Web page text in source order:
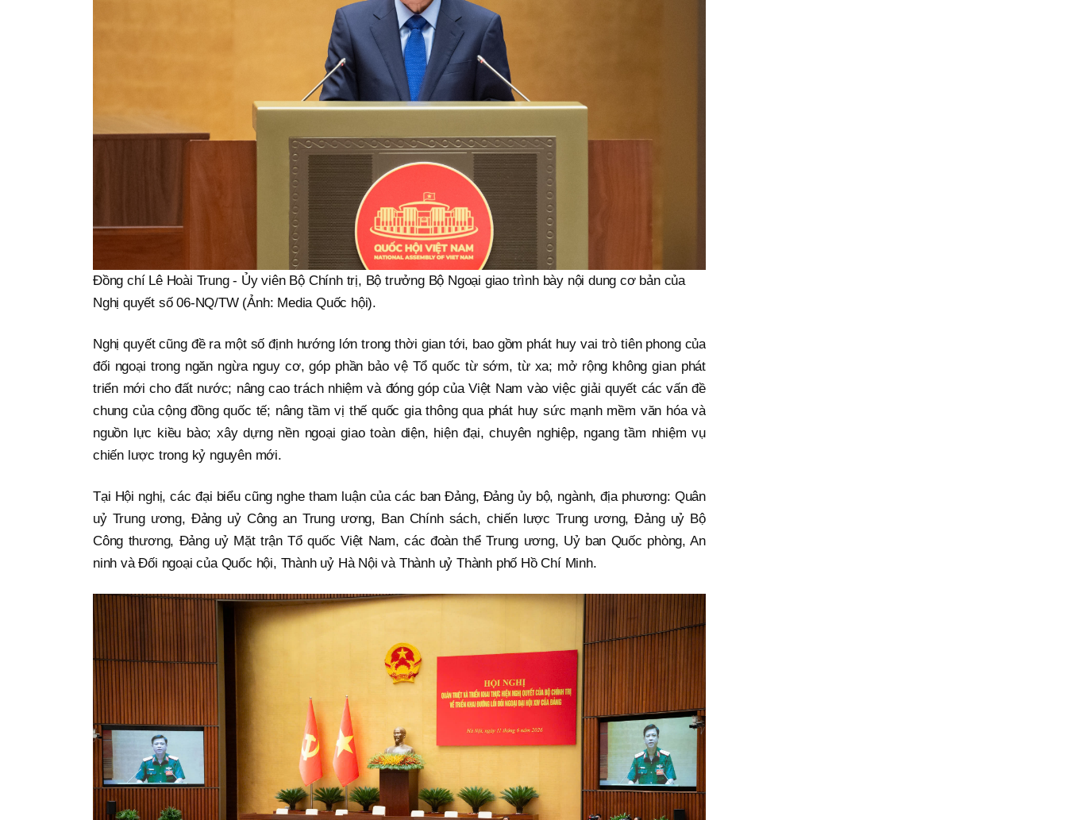
Đồng chí Lê Hoài Trung - Ủy viên Bộ Chính trị, Bộ trưởng Bộ Ngoại giao trình bày nội dung cơ bản của
Nghị quyết số 06-NQ/TW (Ảnh: Media Quốc hội).
Nghị quyết cũng đề ra một số định hướng lớn trong thời gian tới, bao gồm phát huy vai trò tiên phong của
đối ngoại trong ngăn ngừa nguy cơ, góp phần bảo vệ Tổ quốc từ sớm, từ xa; mở rộng không gian phát
triển mới cho đất nước; nâng cao trách nhiệm và đóng góp của Việt Nam vào việc giải quyết các vấn đề
chung của cộng đồng quốc tế; nâng tầm vị thế quốc gia thông qua phát huy sức mạnh mềm văn hóa và
nguồn lực kiều bào; xây dựng nền ngoại giao toàn diện, hiện đại, chuyên nghiệp, ngang tầm nhiệm vụ
chiến lược trong kỷ nguyên mới.
Tại Hội nghị, các đại biểu cũng nghe tham luận của các ban Đảng, Đảng ủy bộ, ngành, địa phương: Quân
uỷ Trung ương, Đảng uỷ Công an Trung ương, Ban Chính sách, chiến lược Trung ương, Đảng uỷ Bộ
Công thương, Đảng uỷ Mặt trận Tổ quốc Việt Nam, các đoàn thể Trung ương, Uỷ ban Quốc phòng, An
ninh và Đối ngoại của Quốc hội, Thành uỷ Hà Nội và Thành uỷ Thành phố Hồ Chí Minh.